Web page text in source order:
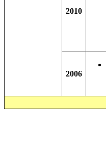
2010
2006